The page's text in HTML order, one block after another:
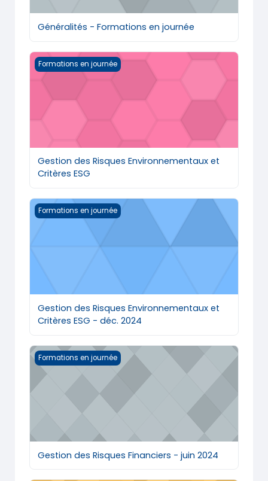
Généralités - Formations en journée
Gestion des Risques Environnementaux et Critères
Formations en journée
Gestion des Risques Environnementaux et
Critères ESG
Gestion des Risques Environnementaux et Critères
Formations en journée
Gestion des Risques Environnementaux et
Critères ESG - déc. 2024
Gestion des Risques Financiers - juin 2024
Formations en journée
Gestion des Risques Financiers - juin 2024